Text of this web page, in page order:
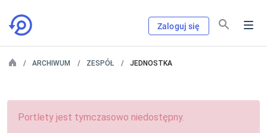
Zaloguj się
ARCHIWUM ZESPÓŁ JEDNOSTKA
Portlety jest tymczasowo niedostępny.